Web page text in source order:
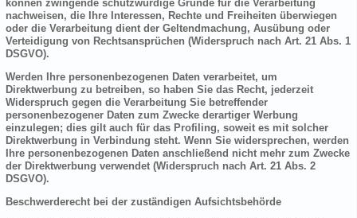
können zwingende schutzwürdige Gründe für die Verarbeitung
nachweisen, die Ihre Interessen, Rechte und Freiheiten überwiegen
oder die Verarbeitung dient der Geltendmachung, Ausübung oder
Verteidigung von Rechtsansprüchen (Widerspruch nach Art. 21 Abs. 1
DSGVO).
Werden Ihre personenbezogenen Daten verarbeitet, um
Direktwerbung zu betreiben, so haben Sie das Recht, jederzeit
Widerspruch gegen die Verarbeitung Sie betreffender
personenbezogener Daten zum Zwecke derartiger Werbung
einzulegen; dies gilt auch für das Profiling, soweit es mit solcher
Direktwerbung in Verbindung steht. Wenn Sie widersprechen, werden
Ihre personenbezogenen Daten anschließend nicht mehr zum Zwecke
der Direktwerbung verwendet (Widerspruch nach Art. 21 Abs. 2
DSGVO).
Beschwerderecht bei der zuständigen Aufsichtsbehörde